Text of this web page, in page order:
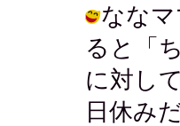
なな
ると「
に対し
日休み